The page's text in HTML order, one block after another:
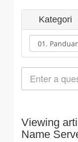
Kategori
Viewing
Name